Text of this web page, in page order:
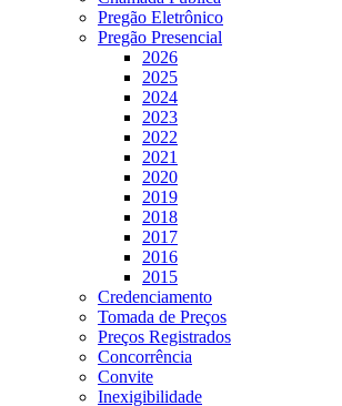
Pregão Eletrônico
Pregão Presencial
2026
2025
2024
2023
2022
2021
2020
2019
2018
2017
2016
2015
Credenciamento
Tomada de Preços
Preços Registrados
Concorrência
Convite
Inexigibilidade